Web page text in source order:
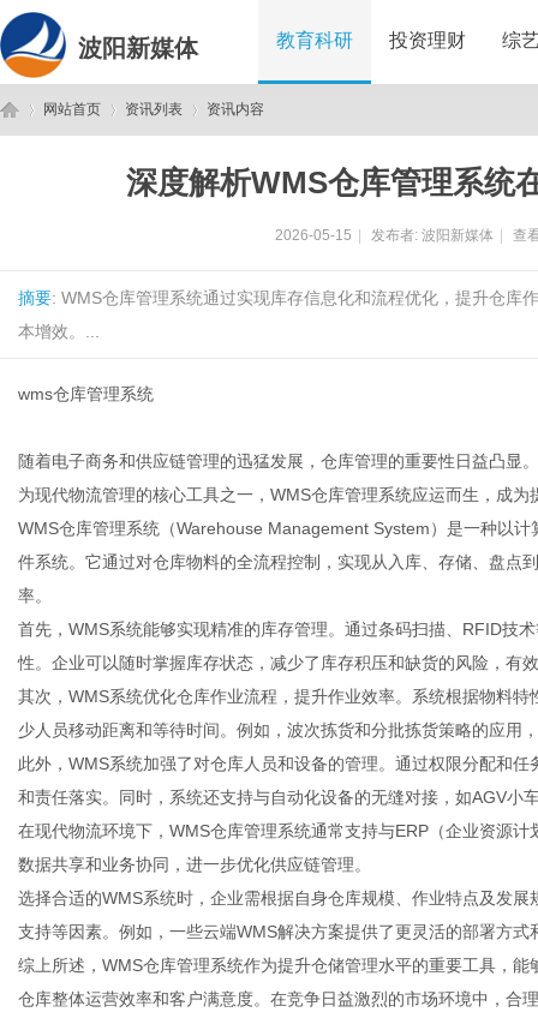
波阳新媒体 教育科研 投资理财 综
网站首页 资讯列表 资讯内容
深度解析WMS仓库管理系统
2026-05-15 发布者: 波阳新媒体 查
摘要: WMS仓库管理系统通过实现库存信息化和流程优化，提升仓库
本增效。...
wms仓库管理系统
随着电子商务和供应链管理的迅猛发展，仓库管理的重要性日益凸显
为现代物流管理的核心工具之一，WMS仓库管理系统应运而生，成
WMS仓库管理系统（Warehouse Management System）是一种以
件系统。它通过对仓库物料的全流程控制，实现从入库、存储、盘点
率。
首先，WMS系统能够实现精准的库存管理。通过条码扫描、RFID技
性。企业可以随时掌握库存状态，减少了库存积压和缺货的风险，有
其次，WMS系统优化仓库作业流程，提升作业效率。系统根据物料
少人员移动距离和等待时间。例如，波次拣货和分批拣货策略的应用
此外，WMS系统加强了对仓库人员和设备的管理。通过权限分配和
和责任落实。同时，系统还支持与自动化设备的无缝对接，如AGV小
在现代物流环境下，WMS仓库管理系统通常支持与ERP（企业资源
数据共享和业务协同，进一步优化供应链管理。
选择合适的WMS系统时，企业需根据自身仓库规模、作业特点及发
支持等因素。例如，一些云端WMS解决方案提供了更灵活的部署方
综上所述，WMS仓库管理系统作为提升仓储管理水平的重要工具，
仓库整体运营效率和客户满意度。在竞争日益激烈的市场环境中，合